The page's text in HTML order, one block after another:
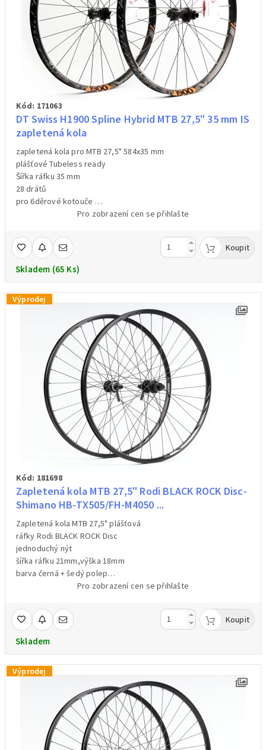
Kód: 171063
DT Swiss H1900 Spline Hybrid MTB 27,5" 35 mm IS
zapletená kola
zapletená kola pro MTB 27,5" 584x35 mm
plášťové Tubeless ready
Šířka ráfku 35 mm
28 drátů
pro 6děrové kotouče
přední náboj 15/110 mm BOOST
kazety Shimano
pevná osa /osa není součástí balení/
barva černá – polep oranžový
hmotnost přední kolo 1062 g /váženo/
Pro zobrazení cen se přihlašte
Skladem (65 Ks)
Koupit
Výprodej
Kód: 181698
Zapletená kola MTB 27,5" Rodi BLACK ROCK Disc-
Shimano HB-TX505/FH-M4050 ...
Zapletená kola MTB 27,5" plášťová
ráfky Rodi BLACK ROCK Disc
jednoduchý nýt
šířka ráfku 21mm,výška 18mm
barva černá + šedý polep
klasická 9mm osa + rychloupínák /upínák součástí balení/ 1049g
zadní náboj Shimano Alivio FH-M4050 Disc Center Lock -ořech
pro kazety Shimano/Sram pro 8/9/10/11/12 kolo
Pro zobrazení cen se přihlašte
Skladem
Koupit
Výprodej